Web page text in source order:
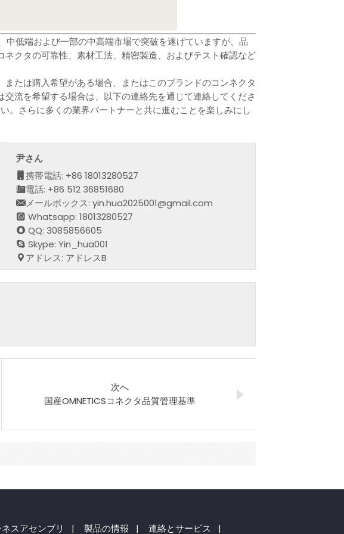
低端および一部の中高端市場で突破を遂げていますが、品
クタの可靠性、素材工法、精密製造、およびテスト確認など
たは購入希望がある場合、またはこのブランドのコンネクタ
流を希望する場合は、以下の連絡先を通じて連絡してくださ
。さらに多くの業界パートナーと共に進むことを楽しみにし
尹さん
携帯電話: +86 18013280527
電話: +86 512 36851680
メールボックス: yin.hua2025001@gmail.com
Whatsapp: 18013280527
QQ: 3085856605
Skype: Yin_hua001
アドレス: アドレスB
次へ
国産OMNETICSコネクタ品質管理基準
スアセンブリ | 製品の情報 | 連絡とサービス |